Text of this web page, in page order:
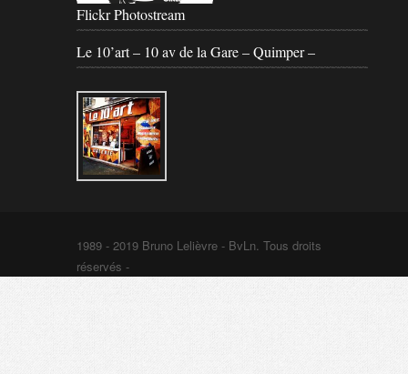
Flickr Photostream
Le 10’art – 10 av de la Gare – Quimper –
1989 - 2019 Bruno Lelièvre - BvLn. Tous droits
réservés -